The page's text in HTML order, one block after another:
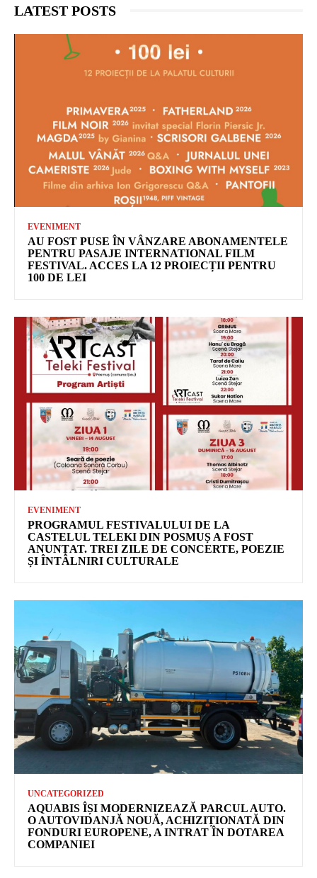
LATEST POSTS
EVENIMENT
AU FOST PUSE ÎN VÂNZARE ABONAMENTELE
PENTRU PASAJE INTERNATIONAL FILM
FESTIVAL. ACCES LA 12 PROIECȚII PENTRU
100 DE LEI
EVENIMENT
PROGRAMUL FESTIVALULUI DE LA
CASTELUL TELEKI DIN POSMUȘ A FOST
ANUNȚAT. TREI ZILE DE CONCERTE, POEZIE
ȘI ÎNTÂLNIRI CULTURALE
UNCATEGORIZED
AQUABIS ÎȘI MODERNIZEAZĂ PARCUL AUTO.
O AUTOVIDANJĂ NOUĂ, ACHIZIȚIONATĂ DIN
FONDURI EUROPENE, A INTRAT ÎN DOTAREA
COMPANIEI